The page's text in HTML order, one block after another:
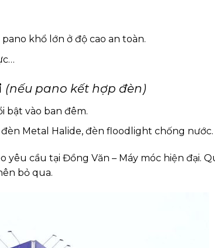
khổ lớn ở độ cao an toàn.
(nếu pano kết hợp đèn)
bật vào ban đêm.
đèn Metal Halide, đèn floodlight chống nước.
cầu tại Đồng Văn – Máy móc hiện đại.
bỏ qua.